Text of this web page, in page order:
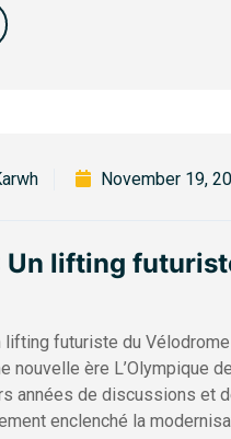
November 19,
Un lifting
lifting futuriste du
nouvelle ère L’Olympique
années de discussions et
enclenché la